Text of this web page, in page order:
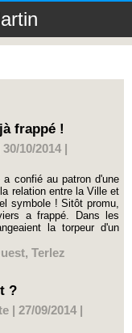
frappé !
10/2014 |
a confié au patron d'une
relation entre la Ville et
symbole ! Sitôt promu,
a frappé. Dans les
la torpeur d'un
, Terlez
?
| 27/09/2014 |